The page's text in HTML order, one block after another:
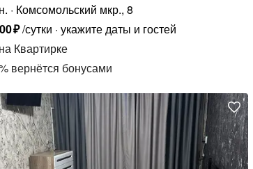
Комсомольский мкр., 8
₽/сутки укажите даты и гостей
на Квартирке
вернётся бонусами